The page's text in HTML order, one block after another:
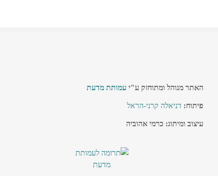
האתר מנוהל ומתוחזק ע"י עמותת מדעת
פיתוח: דניאלה קרני-הראל
עיצוב ומיתוג: כרמי אהוביה